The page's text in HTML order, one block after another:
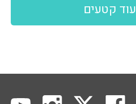
עוד קטעים